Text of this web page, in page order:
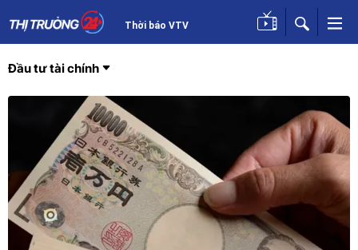
Thời báo VTV
Đầu tư tài chính